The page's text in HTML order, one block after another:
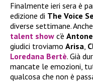
Finalmente ieri sera è
edizione di The Voice
diverse settimane.
talent show c’è
giudici troviamo Arisa,
Loredana Bertè. Già
mancate le emozioni,
qualcosa che non è